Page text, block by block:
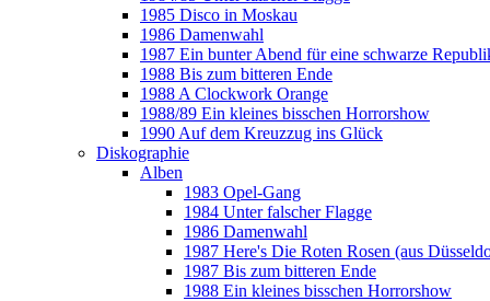
1985 Disco in Moskau
1986 Damenwahl
1987 Ein bunter Abend für eine schwarze
1988 Bis zum bitteren Ende
1988 A Clockwork Orange
1988/89 Ein kleines bisschen Horrorshow
1990 Auf dem Kreuzzug ins Glück
Diskographie
Alben
1983 Opel-Gang
1984 Unter falscher Flagge
1986 Damenwahl
1987 Here's Die Roten Rosen (aus
1987 Bis zum bitteren Ende
1988 Ein kleines bisschen Horrorshow